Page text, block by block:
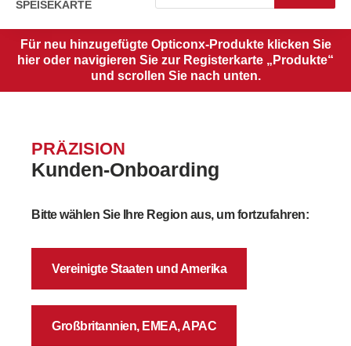
SPEISEKARTE
Für neu hinzugefügte Opticonx-Produkte klicken Sie
hier oder navigieren Sie zur Registerkarte „Produkte“
und scrollen Sie nach unten.
PRÄZISION
Kunden-Onboarding
Bitte wählen Sie Ihre Region aus, um fortzufahren:
Vereinigte Staaten und Amerika
Großbritannien, EMEA, APAC